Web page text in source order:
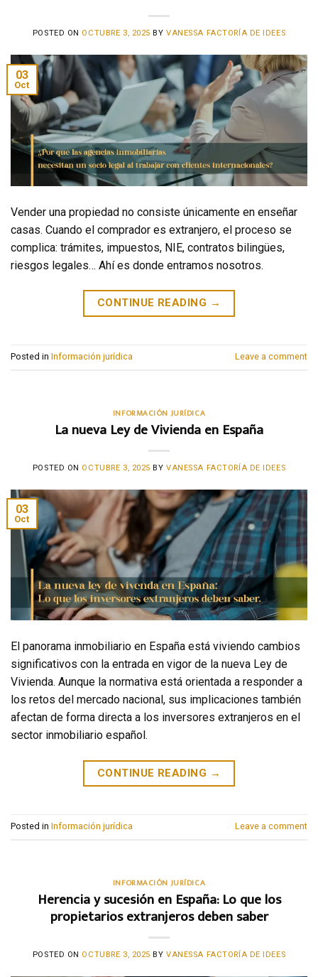
POSTED ON OCTUBRE 3, 2025 BYVANESSA FACTORÍA DE IDEES
03
Oct
Vender una propiedad no consiste únicamente en enseñar
casas. Cuando el comprador es extranjero, el proceso se
complica: trámites, impuestos, NIE, contratos bilingües,
riesgos legales… Ahí es donde entramos nosotros.
CONTINUE READING →
Posted in Información jurídica Leave a comment
INFORMACIÓN JURÍDICA
La nueva Ley de Vivienda en España
POSTED ON OCTUBRE 3, 2025 BYVANESSA FACTORÍA DE IDEES
03
Oct
El panorama inmobiliario en España está viviendo cambios
significativos con la entrada en vigor de la nueva Ley de
Vivienda. Aunque la normativa está orientada a responder a
los retos del mercado nacional, sus implicaciones también
afectan de forma directa a los inversores extranjeros en el
sector inmobiliario español.
CONTINUE READING →
Posted in Información jurídica Leave a comment
INFORMACIÓN JURÍDICA
Herencia y sucesión en España: Lo que los
propietarios extranjeros deben saber
POSTED ON OCTUBRE 3, 2025 BYVANESSA FACTORÍA DE IDEES